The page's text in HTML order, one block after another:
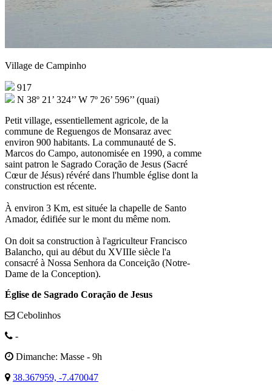
Village de Campinho
917
N 38º 21’ 324’’ W 7º 26’ 596’’ (quai)
Petit village, essentiellement agricole, de la
commune de Reguengos de Monsaraz avec
environ 900 habitants. La communauté de S.
Marcos do Campo, autonomisée en 1990, a comme
saint patron le Sagrado Coração de Jesus (Sacré
Cœur de Jésus) révéré dans l'humble église dont la
construction est récente.
À environ 3 Km, est située la chapelle de Santo
Amador, édifiée sur le mont du même nom.
On doit sa construction à l'agriculteur Francisco
Balancho, qui au début du XVIIIe siècle l'a
consacré à Nossa Senhora da Conceição (Notre-
Dame de la Conception).
Église de Sagrado Coração de Jesus
Cebolinhos
-
Dimanche: Masse - 9h
38.367959, -7.470047